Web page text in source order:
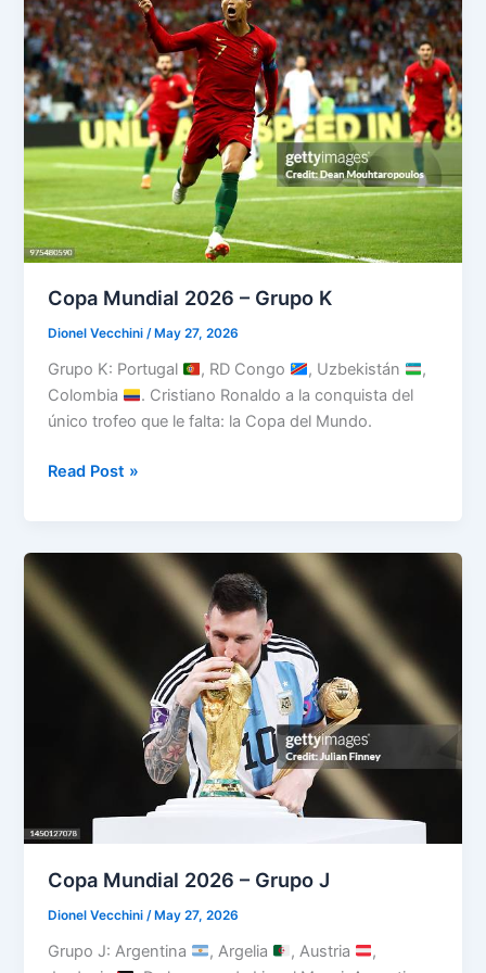
L
Copa Mundial 2026 – Grupo K
Dionel Vecchini/ May 27, 2026
Grupo K: Portugal , RD Congo , Uzbekistán
,
Colombia
. Cristiano Ronaldo a la conquista del
único trofeo que le falta: la Copa del Mundo.
Copa
–
Grupo
K
Read Post »
Copa Mundial 2026 – Grupo J
Dionel Vecchini/ May 27, 2026
Grupo J: Argentina , Argelia , Austria
,